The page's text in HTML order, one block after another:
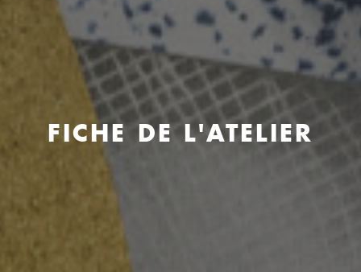
FICHE DE L'ATELIER